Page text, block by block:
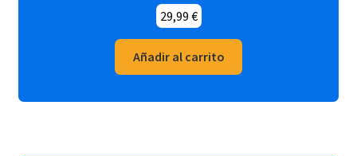
29,99 €
Añadir al carrito